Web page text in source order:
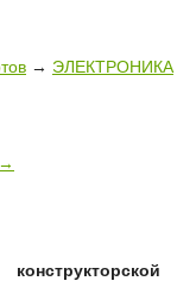
→ ЭЛЕКТРОНИКА
→